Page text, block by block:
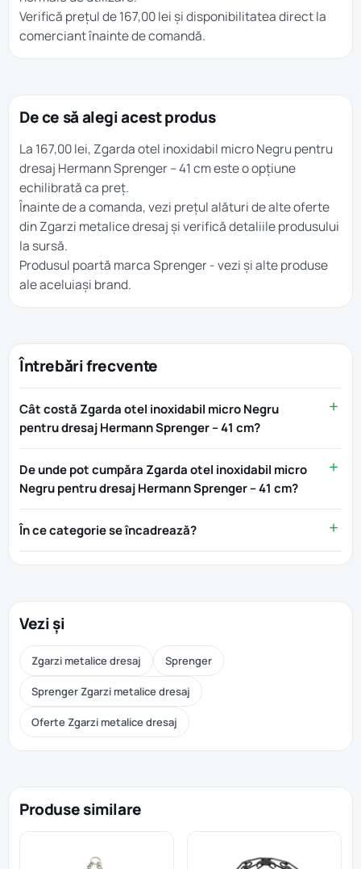
Verifică prețul de 167,00 lei și disponibilitatea direct la
comerciant înainte de comandă.
De ce să alegi acest produs
La 167,00 lei, Zgarda otel inoxidabil micro Negru pentru
dresaj Hermann Sprenger – 41 cm este o opțiune
echilibrată ca preț.
Înainte de a comanda, vezi prețul alături de alte oferte
dinZgarzi metalice dresaj și verifică detaliile produsului
la sursă.
Produsul poartă marcaSprenger- vezi și alte produse
ale aceluiași brand.
Întrebări frecvente
Cât costă Zgarda otel inoxidabil micro Negru
pentru dresaj Hermann Sprenger – 41 cm?
De unde pot cumpăra Zgarda otel inoxidabil micro
Negru pentru dresaj Hermann Sprenger – 41 cm?
În ce categorie se încadrează?
Vezi și
Zgarzi metalice dresaj Sprenger
Sprenger Zgarzi metalice dresaj
Oferte Zgarzi metalice dresaj
Produse similare